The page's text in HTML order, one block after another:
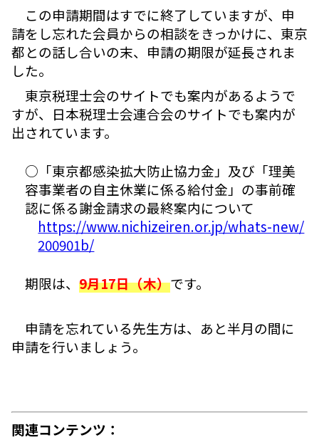
この申請期間はすでに終了していますが、申
請をし忘れた会員からの相談をきっかけに、東京
都との話し合いの末、申請の期限が延長されま
した。
東京税理士会のサイトでも案内があるようで
すが、日本税理士会連合会のサイトでも案内が
出されています。
○「東京都感染拡大防止協力金」及び「理美
容事業者の自主休業に係る給付金」の事前確
認に係る謝金請求の最終案内について
https://www.nichizeiren.or.jp/whats-new/
200901b/
期限は、 9月17日（木）です。
申請を忘れている先生方は、あと半月の間に
申請を行いましょう。
関連コンテンツ：